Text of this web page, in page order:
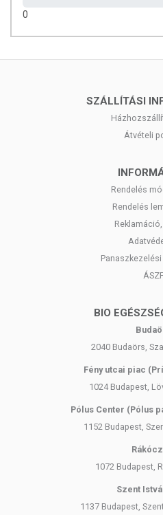
0
SZÁLLÍTÁSI
Átvételi
Rendelés
Rendelés
BIO
2040 Budaörs,
Fény utcai piac
1024 Budapest,
Pólus Center (Pólus
1152 Budapest,
1072 Budapest,
Szent
1137 Budapest,